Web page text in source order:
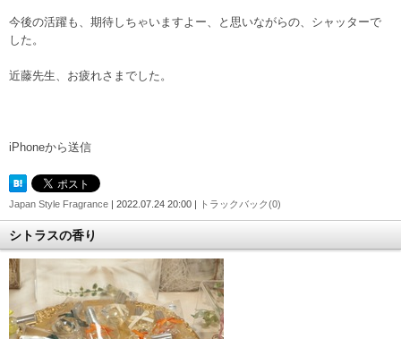
今後の活躍も、期待しちゃいますよー、と思いながらの、シャッターで
した。
近藤先生、お疲れさまでした。
iPhoneから送信
Japan Style Fragrance | 2022.07.24 20:00 | トラックバック(0)
シトラスの香り